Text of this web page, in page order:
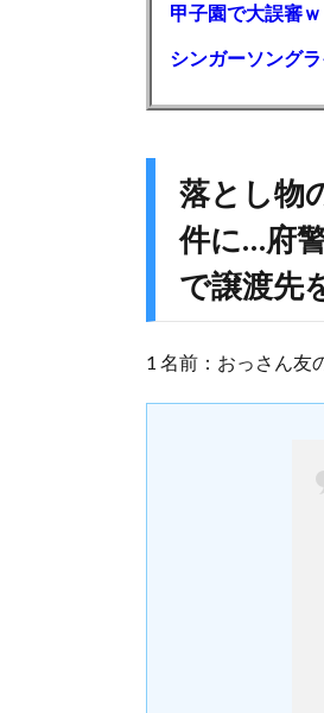
甲子園で大誤審
落とし物
件に…府
で譲渡先
1 名前：おっさん友